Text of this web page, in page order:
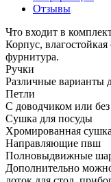
Отзывы
Что входит в
Корпус,
фурнитура.
Ручки
Различные варианты
Петли
С доводчиком или
Сушка для посуды
Хромированная
Направляющие пвш
Полновыдвижные
Дополнительно